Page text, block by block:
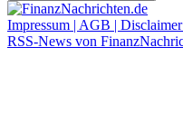
Impressum | AGB |
RSS-News von